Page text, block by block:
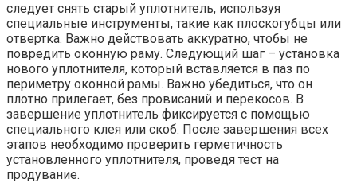
следует снять старый уплотнитель, используя
специальные инструменты, такие как плоскогубцы или
отвертка. Важно действовать аккуратно, чтобы не
повредить оконную раму. Следующий шаг – установка
нового уплотнителя, который вставляется в паз по
периметру оконной рамы. Важно убедиться, что он
плотно прилегает, без провисаний и перекосов. В
завершение уплотнитель фиксируется с помощью
специального клея или скоб. После завершения всех
этапов необходимо проверить герметичность
установленного уплотнителя, проведя тест на
продувание.